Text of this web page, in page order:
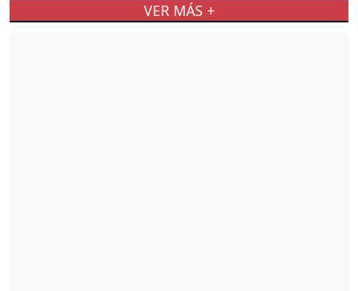
VER MÁS +